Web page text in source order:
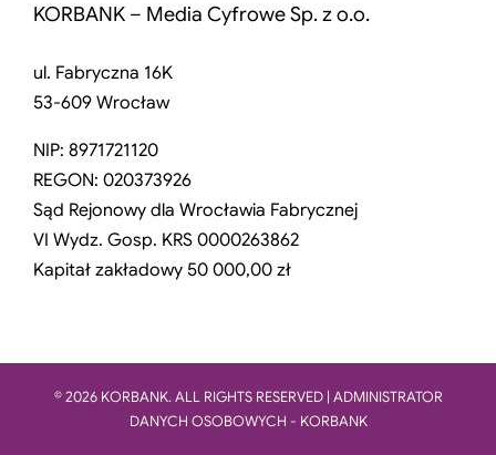
KORBANK – Media Cyfrowe Sp. z o.o.
ul. Fabryczna 16K
53-609 Wrocław
NIP: 8971721120
REGON: 020373926
Sąd Rejonowy dla Wrocławia Fabrycznej
VI Wydz. Gosp. KRS 0000263862
Kapitał zakładowy 50 000,00 zł
© 2026 KORBANK. ALL RIGHTS RESERVED | ADMINISTRATOR
DANYCH OSOBOWYCH - KORBANK